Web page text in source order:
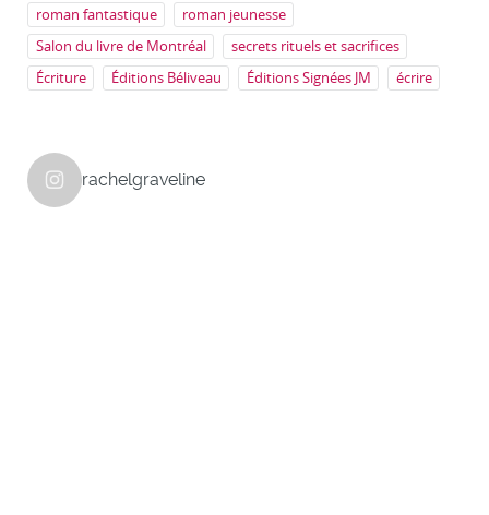
roman fantastique
roman jeunesse
Salon du livre de Montréal
secrets rituels et sacrifices
Écriture
Éditions Béliveau Éditions Signées JM écrire
rachelgraveline